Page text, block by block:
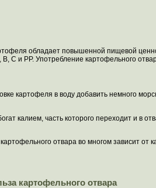
обладает повышенной пищевой
С и РР. Употребление картофельного
картофеля в воду добавить немного
калием, часть которого переходит и в
отвара во многом зависит
картофельного отвара